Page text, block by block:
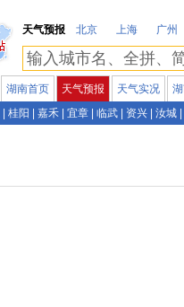
天气预报
北京 上海 广州
湖南首页 天气预报 天气实况
桂阳 嘉禾 宜章 临武 资兴 汝城